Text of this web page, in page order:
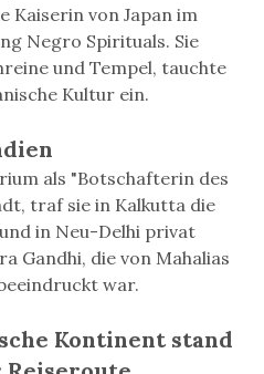
Kaiserin von Japan im
Negro Spirituals. Sie
und Tempel, tauchte
Kultur ein.
als "Botschafterin des
traf sie in Kalkutta die
in Neu-Delhi privat
Gandhi, die von Mahalias
war.
Kontinent stand